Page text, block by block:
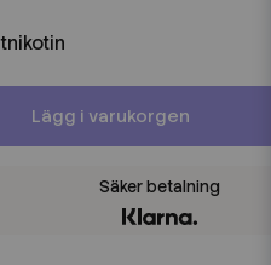
Lägg i varukorgen